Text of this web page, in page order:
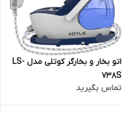
اتو بخار و بخارگر کوتلی مدل LS-
738S
تماس بگیرید